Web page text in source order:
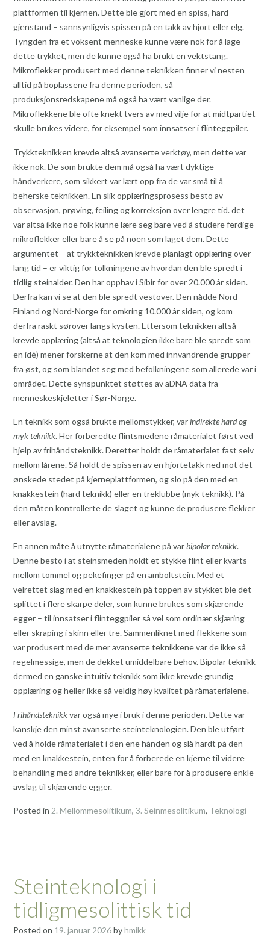
plattformen til kjernen. Dette ble gjort med en spiss, hard
gjenstand – sannsynligvis spissen på en takk av hjort eller elg.
Tyngden fra et voksent menneske kunne være nok for å lage
dette trykket, men de kunne også ha brukt en vektstang.
Mikroflekker produsert med denne teknikken finner vi nesten
alltid på boplassene fra denne perioden, så
produksjonsredskapene må også ha vært vanlige der.
Mikroflekkene ble ofte knekt tvers av med vilje for at midtpartiet
skulle brukes videre, for eksempel som innsatser i flinteggpiler.
Trykkteknikken krevde altså avanserte verktøy, men dette var
ikke nok. De som brukte dem må også ha vært dyktige
håndverkere, som sikkert var lært opp fra de var små til å
beherske teknikken. En slik opplæringsprosess besto av
observasjon, prøving, feiling og korreksjon over lengre tid. det
var altså ikke noe folk kunne lære seg bare ved å studere ferdige
mikroflekker eller bare å se på noen som laget dem. Dette
argumentet – at trykkteknikken krevde planlagt opplæring over
lang tid – er viktig for tolkningene av hvordan den ble spredt i
tidlig steinalder. Den har opphav i Sibir for over 20.000 år siden.
Derfra kan vi se at den ble spredt vestover. Den nådde Nord-
Finland og Nord-Norge for omkring 10.000 år siden, og kom
derfra raskt sørover langs kysten. Ettersom teknikken altså
krevde opplæring (altså at teknologien ikke bare ble spredt som
en idé) mener forskerne at den kom med innvandrende grupper
fra øst, og som blandet seg med befolkningene som allerede var i
området. Dette synspunktet støttes av aDNA data fra
menneskeskjeletter i Sør-Norge.
En teknikk som også brukte mellomstykker, varindirekte hard og
myk teknikk. Her forberedte flintsmedene råmaterialet først ved
hjelp av frihåndsteknikk. Deretter holdt de råmaterialet fast selv
mellom lårene. Så holdt de spissen av en hjortetakk ned mot det
ønskede stedet på kjerneplattformen, og slo på den med en
knakkestein (hard teknikk) eller en treklubbe (myk teknikk). På
den måten kontrollerte de slaget og kunne de produsere flekker
eller avslag.
En annen måte å utnytte råmaterialene på varbipolar teknikk.
Denne besto i at steinsmeden holdt et stykke flint eller kvarts
mellom tommel og pekefinger på en amboltstein. Med et
velrettet slag med en knakkestein på toppen av stykket ble det
splittet i flere skarpe deler, som kunne brukes som skjærende
egger – til innsatser i flinteggpiler så vel som ordinær skjæring
eller skraping i skinn eller tre. Sammenliknet med flekkene som
var produsert med de mer avanserte teknikkene var de ikke så
regelmessige, men de dekket umiddelbare behov. Bipolar teknikk
dermed en ganske intuitiv teknikk som ikke krevde grundig
opplæring og heller ikke så veldig høy kvalitet på råmaterialene.
Frihåndsteknikkvar også mye i bruk i denne perioden. Dette var
kanskje den minst avanserte steinteknologien. Den ble utført
ved å holde råmaterialet i den ene hånden og slå hardt på den
med en knakkestein, enten for å forberede en kjerne til videre
behandling med andre teknikker, eller bare for å produsere enkle
avslag til skjærende egger.
Posted in 2. Mellommesolitikum, 3. Seinmesolitikum, Teknologi
Steinteknologi i
tidligmesolittisk tid
Posted on 19. januar 2026byhmikk